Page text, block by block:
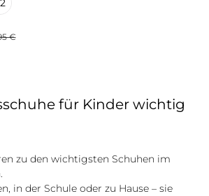
FL
nicht verfügbar.)
aubergine Futterl
basilico Futterlos
Option ist zurzeit nicht verfügbar.)
2
Preis:
€
für Kinder wichtig
zu den wichtigsten Schuhen im
in der Schule oder zu Hause – sie